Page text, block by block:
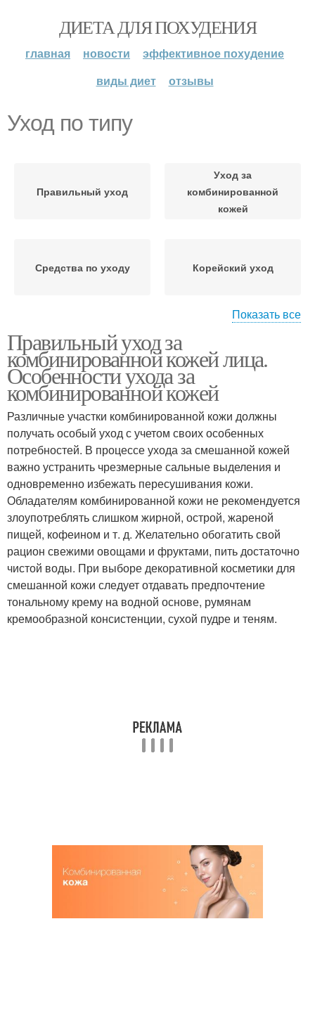
ДИЕТА ДЛЯ ПОХУДЕНИЯ
главная новости
эффективное похудение
виды диет
отзывы
Уход по типу
Правильный уход
Уход за
комбинированной
кожей
Средства по уходу Корейский уход
Средства для ухода
Поэтапный уход
Показать все
Правильный уход за
комбинированной кожей лица.
Особенности ухода за
комбинированной кожей
Различные участки комбинированной кожи должны
получать особый уход с учетом своих особенных
потребностей. В процессе ухода за смешанной кожей
важно устранить чрезмерные сальные выделения и
одновременно избежать пересушивания кожи.
Обладателям комбинированной кожи не рекомендуется
злоупотреблять слишком жирной, острой, жареной
пищей, кофеином и т. д. Желательно обогатить свой
рацион свежими овощами и фруктами, пить достаточно
чистой воды. При выборе декоративной косметики для
смешанной кожи следует отдавать предпочтение
тональному крему на водной основе, румянам
кремообразной консистенции, сухой пудре и теням.